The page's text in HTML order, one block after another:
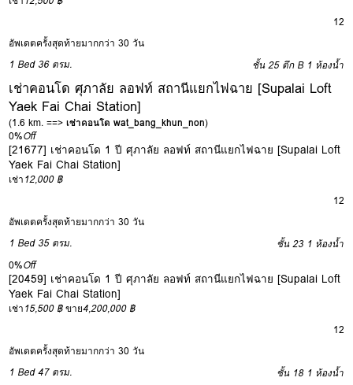
12
อัพเดตครั้งสุดท้ายมากกว่า 30 วัน
1 Bed 36 ตรม. ชั้น 25 ตึก B 1 ห้องน้ำ
เช่าคอนโด ศุภาลัย ลอฟท์ สถานีแยกไฟฉาย [Supalai Loft
Yaek Fai Chai Station]
(1.6 km. ==>เช่าคอนโด wat_bang_khun_non)
0%Off
[21677] เช่าคอนโด 1 ปี ศุภาลัย ลอฟท์ สถานีแยกไฟฉาย [Supalai Loft
Yaek Fai Chai Station]
เช่า12,000 ฿
12
อัพเดตครั้งสุดท้ายมากกว่า 30 วัน
1 Bed 35 ตรม. ชั้น 23 1 ห้องน้ำ
0%Off
[20459] เช่าคอนโด 1 ปี ศุภาลัย ลอฟท์ สถานีแยกไฟฉาย [Supalai Loft
Yaek Fai Chai Station]
เช่า15,500 ฿ ขาย4,200,000 ฿
12
อัพเดตครั้งสุดท้ายมากกว่า 30 วัน
1 Bed 47 ตรม. ชั้น 18 1 ห้องน้ำ